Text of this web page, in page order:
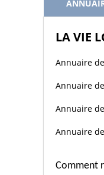
LA VIE
Annuaire
Annuaire
Annuaire
Annuaire
Comment